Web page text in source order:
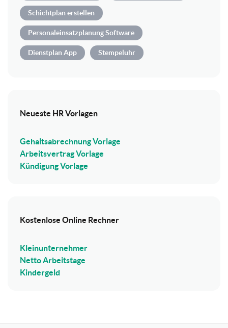
Schichtplan erstellen
Personaleinsatzplanung Software
Dienstplan App Stempeluhr
Neueste HR Vorlagen
Gehaltsabrechnung Vorlage
Arbeitsvertrag Vorlage
Kündigung Vorlage
Kostenlose Online Rechner
Kleinunternehmer
Netto Arbeitstage
Kindergeld